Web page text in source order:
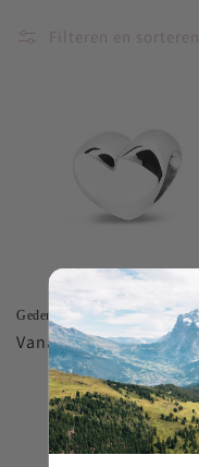
t
Filteren en sorteren
Gedenkbedel hart
Normale
prijs
Vanaf €99,00 EUR